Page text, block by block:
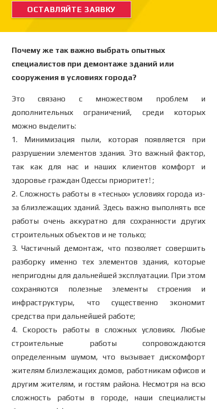
ОСТАВЛЯЙТЕ ЗАЯВКУ
Почему же так важно выбрать опытных
специалистов при демонтаже зданий или
сооружения в условиях города?
Это связано с множеством проблем и
дополнительных ограничений, среди которых
можно выделить:
1. Минимизация пыли, которая появляется при
разрушении элементов здания. Это важный фактор,
так как для нас и наших клиентов комфорт и
здоровье граждан Одессы приоритет! ;
2. Сложность работы в «тесных» условиях города из-
за близлежащих зданий. Здесь важно выполнять все
работы очень аккуратно для сохранности других
строительных объектов и не только;
3. Частичный демонтаж, что позволяет совершить
разборку именно тех элементов здания, которые
непригодны для дальнейшей эксплуатации. При этом
сохраняются полезные элементы строения и
инфраструктуры, что существенно экономит
средства при дальнейшей работе;
4. Скорость работы в сложных условиях. Любые
строительные работы сопровождаются
определенным шумом, что вызывает дискомфорт
жителям близлежащих домов, работникам офисов и
другим жителям, и гостям района. Несмотря на всю
сложность работы в городе, наши специалисты